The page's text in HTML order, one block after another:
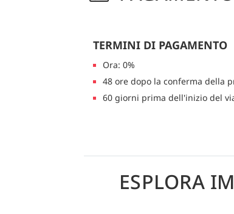
TERMINI DI PAGAMENTO
Ora: 0%
48 ore dopo la conferma della
60 giorni prima dell'inizio del
ESPLORA